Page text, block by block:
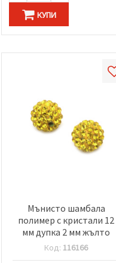
КУПИ
Мънисто шамбала
полимер с кристали 12
мм дупка 2 мм жълто
Код: 116166